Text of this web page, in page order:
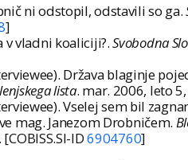
ni odstopil, odstavili so ga.
]
v vladni koaliciji?.Svobodna
Država blaginje
lista. mar. 2006, leto
Vselej sem bil
mag. Janezom Drobničem.
ID6904760]